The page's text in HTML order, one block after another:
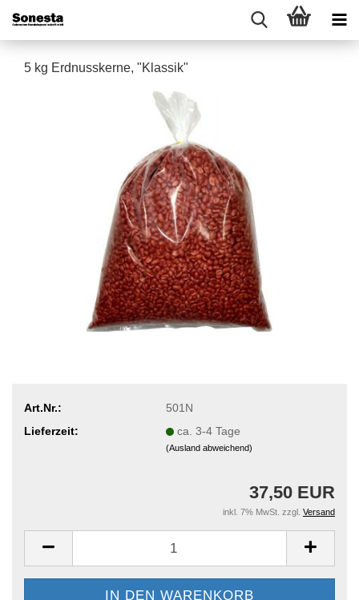
5 kg Erdnusskerne, "Klassik"
Art.Nr.:
501N
Lieferzeit:
ca. 3-4 Tage
(Ausland abweichend)
37,50 EUR
inkl. 7% MwSt. zzgl. Versand